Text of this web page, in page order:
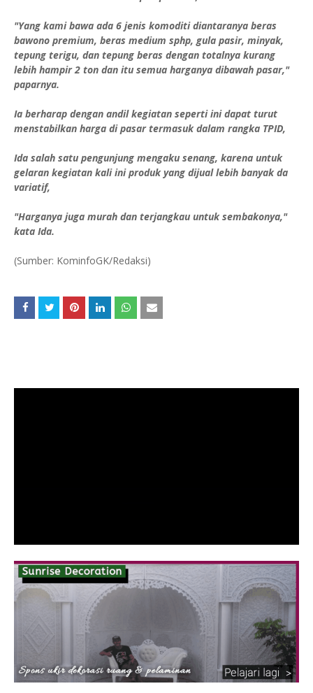
"Yang kami bawa ada 6 jenis komoditi diantaranya beras
bawono premium, beras medium sphp, gula pasir, minyak,
tepung terigu, dan tepung beras dengan totalnya kurang
lebih hampir 2 ton dan itu semua harganya dibawah pasar,"
paparnya.
Ia berharap dengan andil kegiatan seperti ini dapat turut
menstabilkan harga di pasar termasuk dalam rangka TPID,
Ida salah satu pengunjung mengaku senang, karena untuk
gelaran kegiatan kali ini produk yang dijual lebih banyak da
variatif,
"Harganya juga murah dan terjangkau untuk sembakonya,"
kata Ida.
(Sumber: KominfoGK/Redaksi)